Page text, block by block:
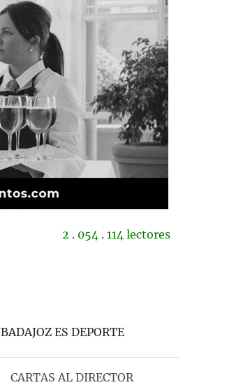
2 . 054 . 114 lectores
BADAJOZ ES DEPORTE
CARTAS AL DIRECTOR